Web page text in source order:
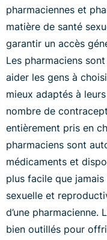
pharmaciennes et
matière de santé
garantir un accès
Les pharmaciens
aider les gens à
mieux adaptés à
nombre de
entièrement pris en
pharmaciens sont
médicaments et
plus facile que
sexuelle et
d’une pharmacienne.
bien outillés pour